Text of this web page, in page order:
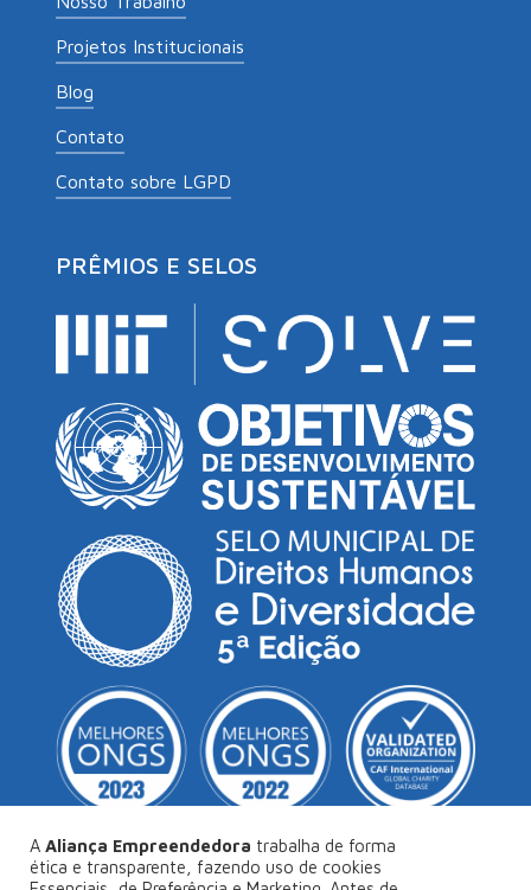
Projetos Institucionais
Blog
Contato
Contato sobre LGPD
PRÊMIOS E SELOS
A Aliança Empreendedora trabalha de forma
ética e transparente, fazendo uso de cookies